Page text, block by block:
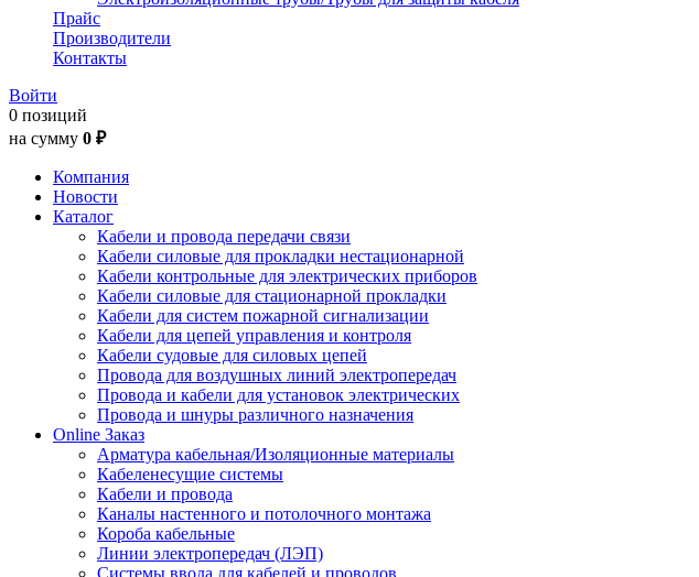
Прайс
Производители
Контакты
Войти
0 позиций
на сумму 0 ₽
Компания
Новости
Каталог
Кабели и провода передачи связи
Кабели силовые для прокладки нестационарной
Кабели контрольные для электрических приборов
Кабели силовые для стационарной прокладки
Кабели для систем пожарной сигнализации
Кабели для цепей управления и контроля
Кабели судовые для силовых цепей
Провода для воздушных линий электропередач
Провода и кабели для установок электрических
Провода и шнуры различного назначения
Online Заказ
Арматура кабельная/Изоляционные материалы
Кабеленесущие системы
Кабели и провода
Каналы настенного и потолочного монтажа
Короба кабельные
Линии электропередач (ЛЭП)
Системы ввода для кабелей и проводов